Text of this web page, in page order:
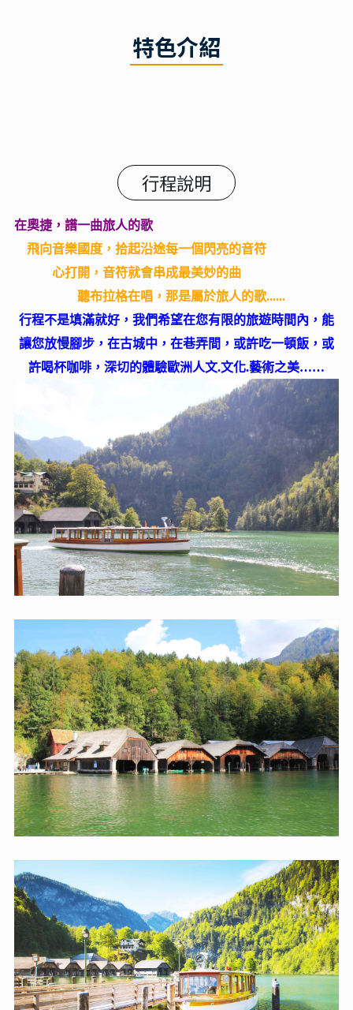
特色介紹
行程說明
在奧捷，譜一曲旅人的歌
飛向音樂國度，拾起沿途每一個閃亮的音符
心打開，音符就會串成最美妙的曲
聽布拉格在唱，那是屬於旅人的歌......
行程不是填滿就好，我們希望在您有限的旅遊時間內，能
讓您放慢腳步，在古城中，在巷弄間，或許吃一頓飯，或
許喝杯咖啡，深切的體驗歐洲人文.文化.藝術之美……